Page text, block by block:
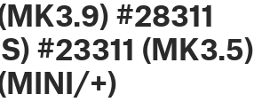
#28311
#23311 (MK3.5)
+)